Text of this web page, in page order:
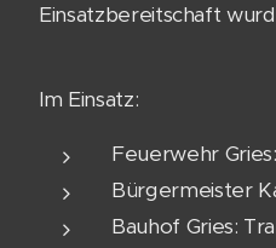
Einsatzbereitschaft
Im Einsatz:
Feuerwehr
Bürgermeister
Bauhof Gries: